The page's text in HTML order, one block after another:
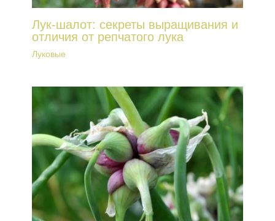
Лук-шалот: секреты выращивания и
отличия от репчатого лука
Луковые